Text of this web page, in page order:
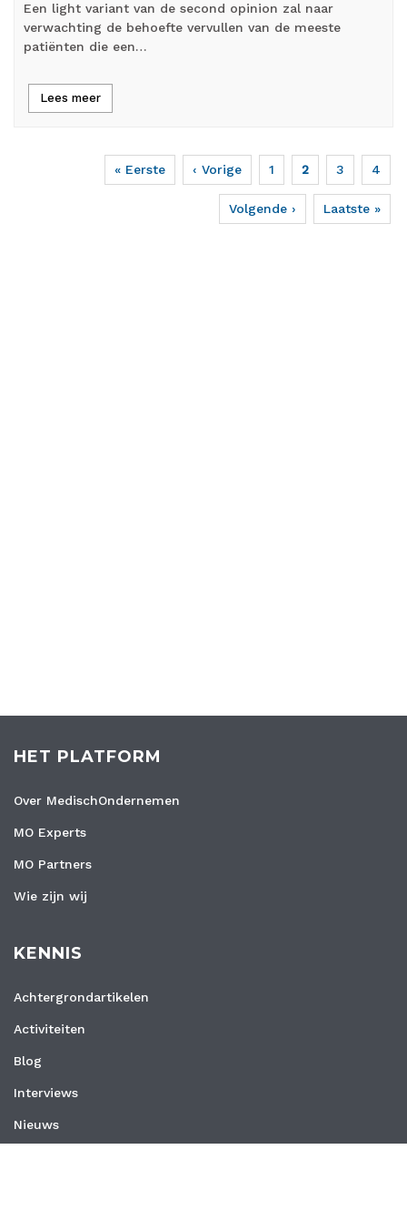
Een light variant van de second opinion zal naar
verwachting de behoefte vervullen van de meeste
patiënten die een…
Lees meer
Eerste
pagina
« Eerste
Vorige
pagina
‹ Vorige Page
1
Huidige
pagina
2 Page
3 Page
4
Volgende
pagina
Volgende ›
Laatste
pagina
Laatste »
HET PLATFORM
Over MedischOndernemen
MO Experts
MO Partners
Wie zijn wij
KENNIS
Achtergrondartikelen
Activiteiten
Blog
Interviews
Nieuws